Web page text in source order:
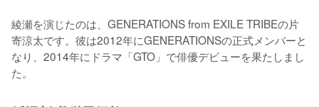
綾瀬を演じたのは、GENERATIONS from EXILE TRIBEの片
寄涼太です。彼は2012年にGENERATIONSの正式メンバーと
なり、2014年にドラマ「GTO」で俳優デビューを果たしまし
た。